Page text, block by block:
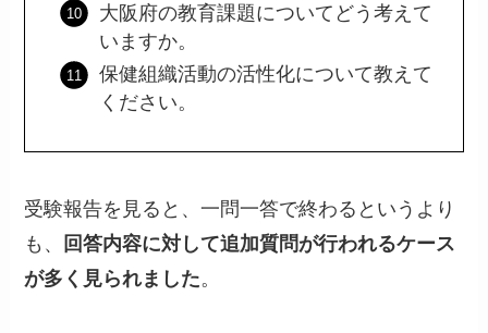
大阪府の教育課題についてどう考えて
いますか。
保健組織活動の活性化について教えて
ください。
受験報告を見ると、一問一答で終わるというより
も、
回答内容に対して追加質問が行われるケース
が多く見られました。